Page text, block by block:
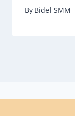
By Bidel SMM